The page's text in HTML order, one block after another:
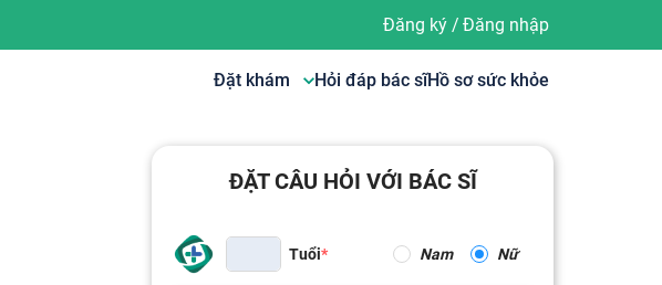
Đăng ký/ Đăng nhập
Đặt khám Hỏi đáp bác sĩHồ sơ sức khỏe
ĐẶT CÂU HỎI VỚI BÁC SĨ
Tuổi Nam Nữ